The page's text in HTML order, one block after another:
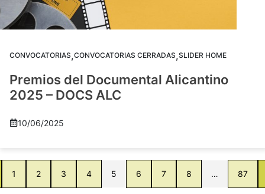
CONVOCATORIAS,CONVOCATORIAS CERRADAS,SLIDER HOME
Premios del Documental Alicantino
2025 – DOCS ALC
10/06/2025
1 2 3 4 5 6 7 8 … 87